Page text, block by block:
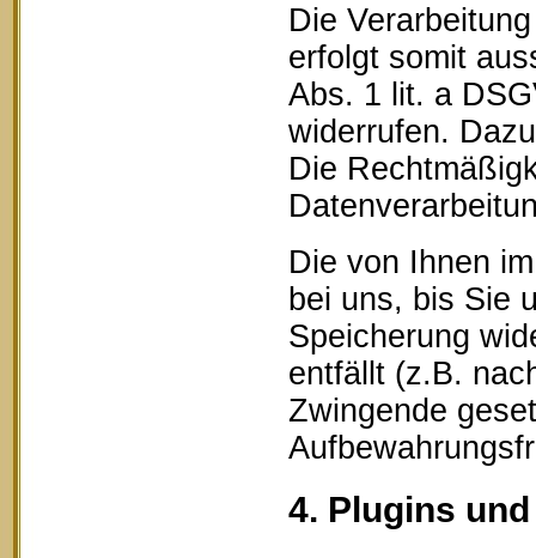
Die
erfolgt somit
Abs. 1 lit. a
widerrufen.
Die
Die von Ihnen
bei uns, bis Sie
Speicherung
entfällt (z.B.
Zwingende
4. Plugins